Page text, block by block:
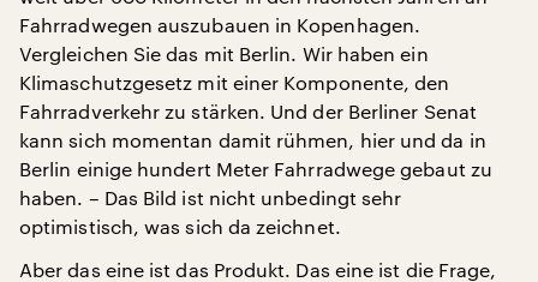
Fahrradwegen auszubauen in Kopenhagen.
Vergleichen Sie das mit Berlin. Wir haben ein
Klimaschutzgesetz mit einer Komponente, den
Fahrradverkehr zu stärken. Und der Berliner Senat
kann sich momentan damit rühmen, hier und da in
Berlin einige hundert Meter Fahrradwege gebaut zu
haben. – Das Bild ist nicht unbedingt sehr
optimistisch, was sich da zeichnet.
Aber das eine ist das Produkt. Das eine ist die Frage,